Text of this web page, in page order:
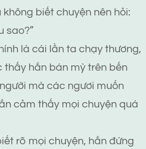
biết chuyện nên hỏi:
sao?”
là cái lần ta chạy thương,
thấy hắn bán mỳ trên bến
mà các ngươi muốn
cảm thấy mọi chuyện quá
rõ mọi chuyện, hắn đứng